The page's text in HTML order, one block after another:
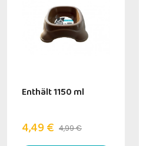
Enthält 1150 ml
4,49 € 4,99 €